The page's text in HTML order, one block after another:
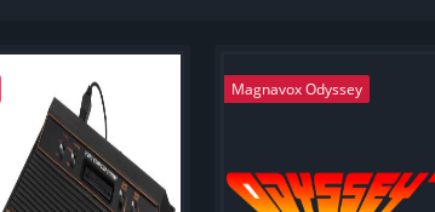
Magnavox Odyssey